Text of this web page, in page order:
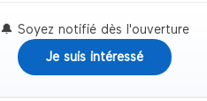
🔔 Soyez notifié dès l'ouverture
Je suis intéressé